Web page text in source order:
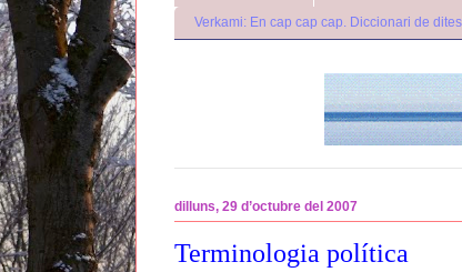
Verkami: En cap cap cap. Diccionari de
dilluns, 29 d’octubre del 2007
Terminologia política